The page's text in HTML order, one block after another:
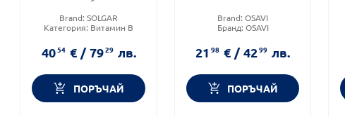
Brand:SOLGAR
Категория: Витамин B
възрастни
4054 € / 7929 лв.
ПОРЪЧАЙ
Brand:OSAVI
Бранд: OSAVI
2198 € / 4299 лв.
ПОРЪЧАЙ